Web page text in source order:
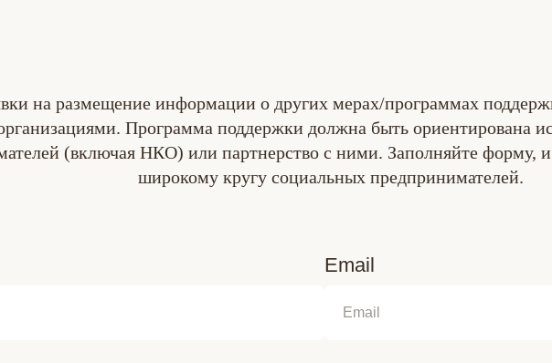
на размещение информации о других мерах/программах
Программа поддержки должна быть ориентирована
(включая НКО) или партнерство с ними. Заполняйте форму,
широкому кругу социальных предпринимателей.
Email